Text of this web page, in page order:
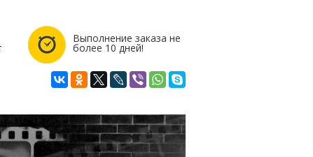
Выполнение заказа не
более 10 дней!